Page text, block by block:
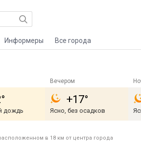
Информеры Все города
дождь
Вечером
+17°
Ясно, без осадков
в 18 км от центра города